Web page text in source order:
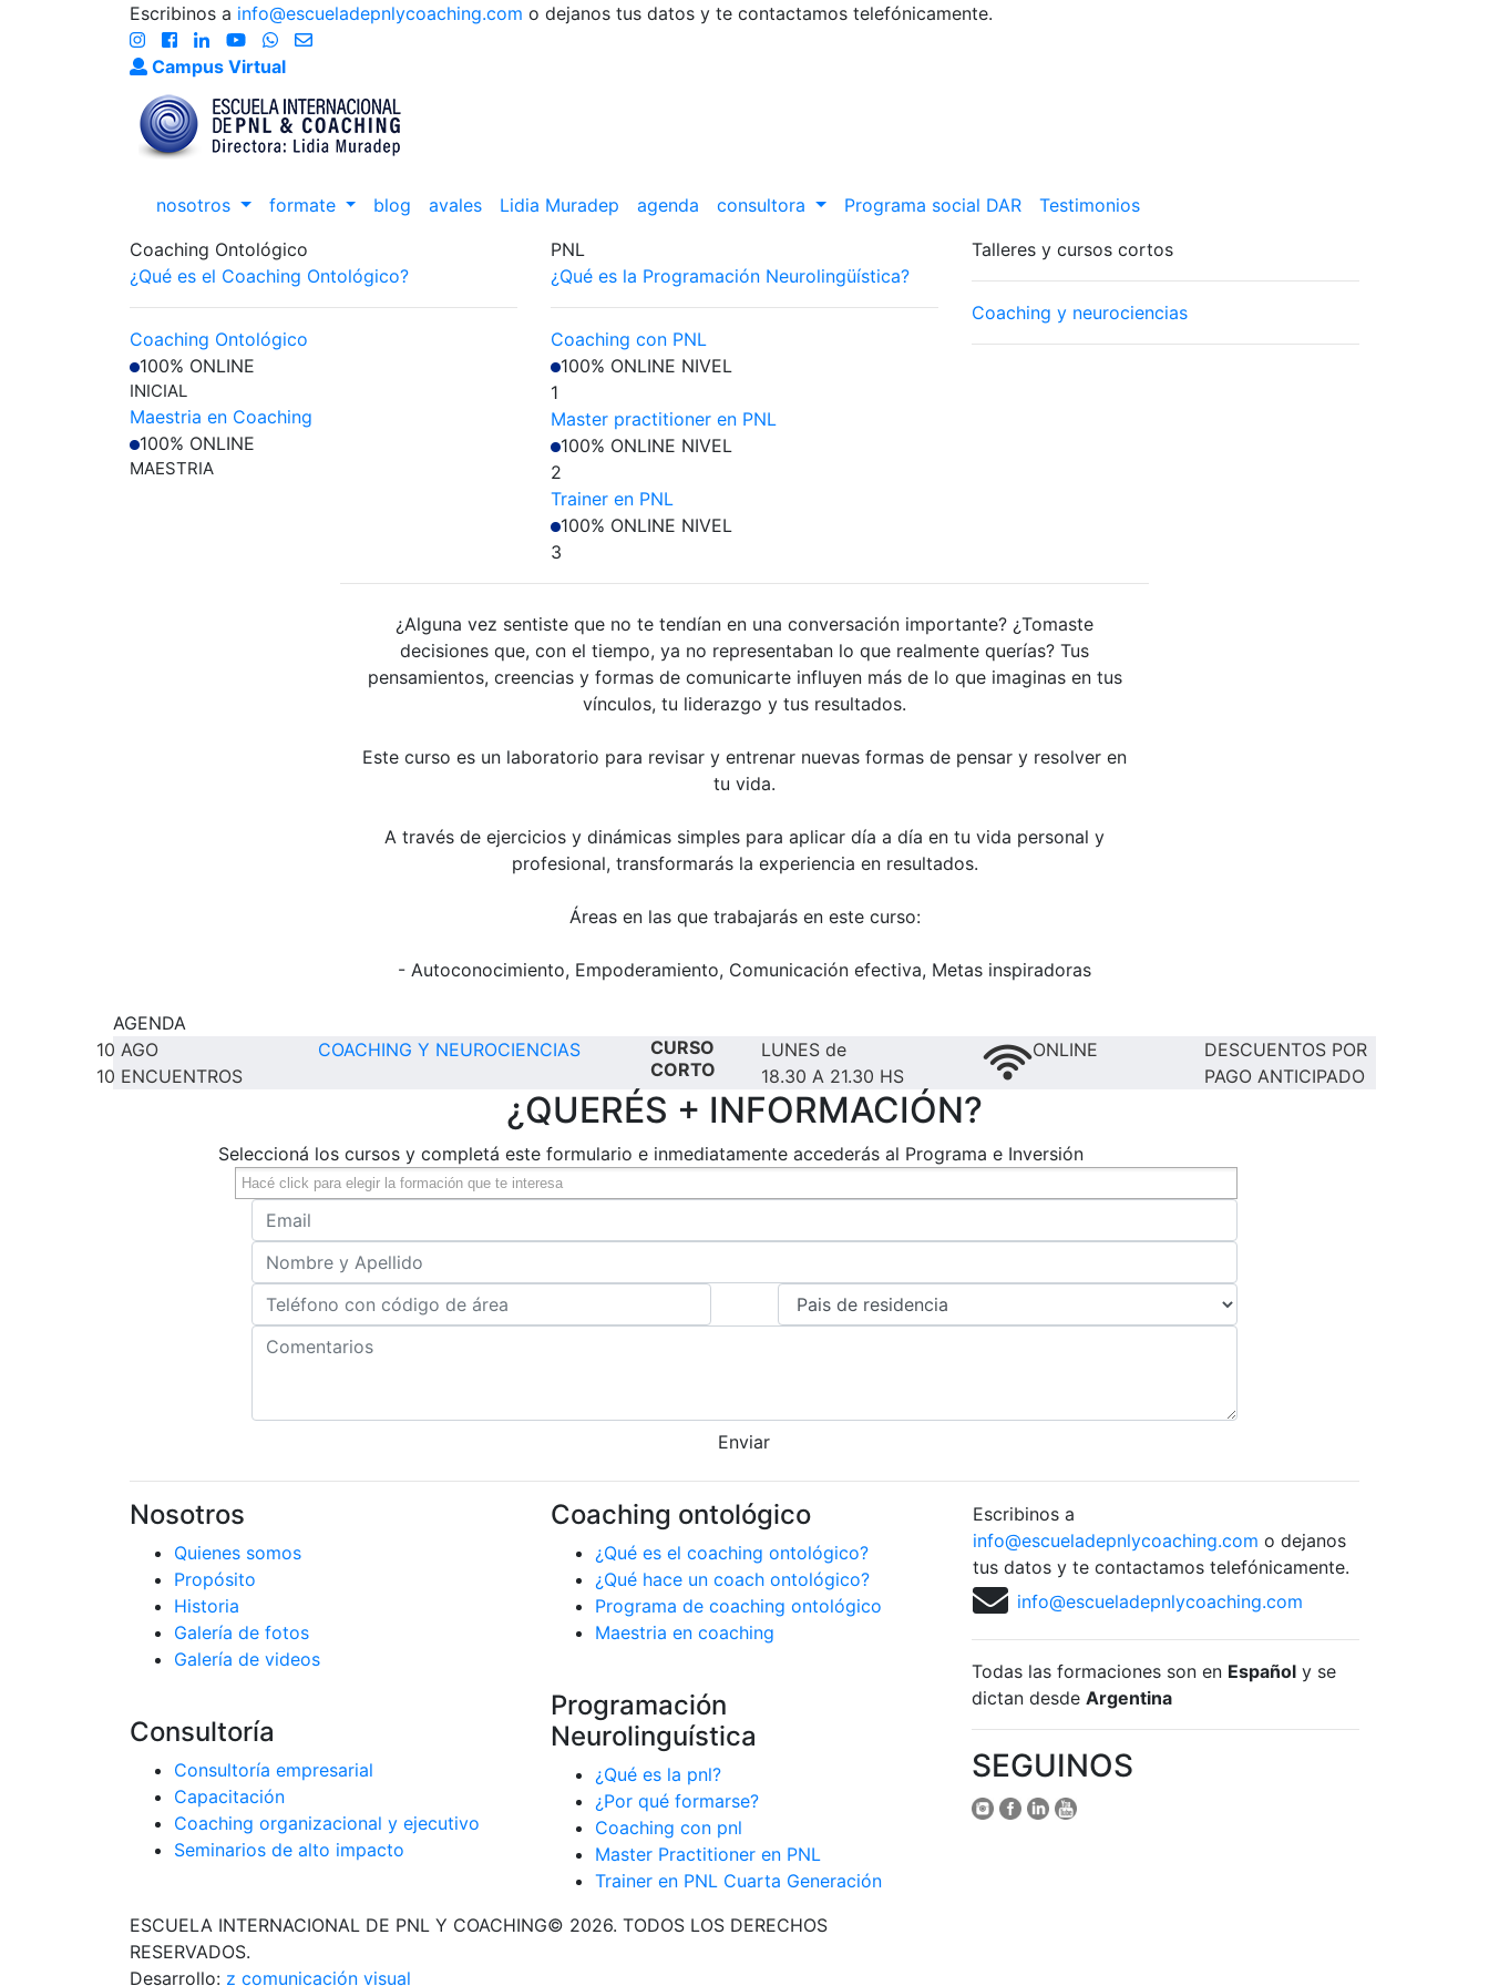
Escribinos a info@escueladepnlycoaching.com o dejanos tus datos y te contactamos telefónicamente.
Campus Virtual
nosotros formate blog avales Lidia Muradep agenda consultora Programa social DAR
Testimonios
Coaching Ontológico
¿Qué es el Coaching Ontológico?
Coaching Ontológico
100% ONLINE
INICIAL
Maestria en Coaching
100% ONLINE
MAESTRIA
PNL
¿Qué es la Programación Neurolingüística?
Coaching con PNL
100% ONLINE NIVEL
1
Master practitioner en PNL
100% ONLINE NIVEL
2
Trainer en PNL
100% ONLINE NIVEL
3
Talleres y cursos cortos
Coaching y neurociencias
¿Alguna vez sentiste que no te tendían en una conversación importante? ¿Tomaste
decisiones que, con el tiempo, ya no representaban lo que realmente querías? Tus
pensamientos, creencias y formas de comunicarte influyen más de lo que imaginas en tus
vínculos, tu liderazgo y tus resultados.
Este curso es un laboratorio para revisar y entrenar nuevas formas de pensar y resolver en
tu vida.
A través de ejercicios y dinámicas simples para aplicar día a día en tu vida personal y
profesional, transformarás la experiencia en resultados.
Áreas en las que trabajarás en este curso:
- Autoconocimiento, Empoderamiento, Comunicación efectiva, Metas inspiradoras
AGENDA
10 AGO
10 ENCUENTROS
COACHING Y NEUROCIENCIAS
CURSO
CORTO
LUNES de
18.30 A 21.30 HS
ONLINE
DESCUENTOS POR
PAGO ANTICIPADO
¿QUERÉS + INFORMACIÓN?
Seleccioná los cursos y completá este formulario e inmediatamente accederás al Programa e Inversión
Enviar
Nosotros
Quienes somos
Propósito
Historia
Galería de fotos
Galería de videos
Consultoría
Consultoría empresarial
Capacitación
Coaching organizacional y ejecutivo
Seminarios de alto impacto
Coaching ontológico
¿Qué es el coaching ontológico?
¿Qué hace un coach ontológico?
Programa de coaching ontológico
Maestria en coaching
Programación
Neurolinguística
¿Qué es la pnl?
¿Por qué formarse?
Coaching con pnl
Master Practitioner en PNL
Trainer en PNL Cuarta Generación
ESCUELA INTERNACIONAL DE PNL Y COACHING© 2026. TODOS LOS DERECHOS
RESERVADOS.
Escribinos a
info@escueladepnlycoaching.com o dejanos
tus datos y te contactamos telefónicamente.
info@escueladepnlycoaching.com
Todas las formaciones son en Español y se
dictan desde Argentina
SEGUINOS
Desarrollo: z comunicación visual